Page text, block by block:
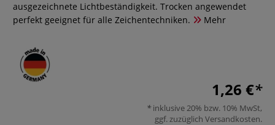
ausgezeichnete Lichtbeständigkeit. Trocken angewendet
perfekt geeignet für alle Zeichentechniken.
Mehr
1,26 €
inklusive 20% bzw. 10% MwSt,
ggf. zuzüglich Versandkosten.